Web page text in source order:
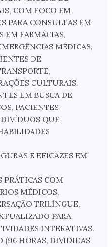
COM FOCO EM
PARA CONSULTAS EM
EM FARMÁCIAS,
MÉDICAS,
DE
CULTURAIS.
EM BUSCA DE
PACIENTES
QUE
E EFICAZES EM
PRÁTICAS COM
MÉDICOS,
TRILÍNGUE,
PARA
INTERATIVAS.
(96 HORAS, DIVIDIDAS